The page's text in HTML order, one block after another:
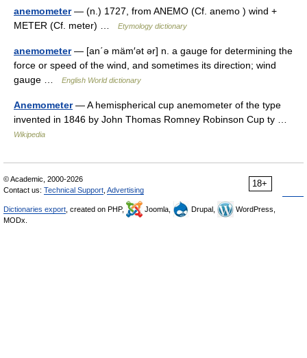
anemometer— (n.) 1727, from ANEMO (Cf. anemo ) wind +
METER (Cf. meter) …
Etymology dictionary
anemometer— [an΄ə mäm′ət ər] n. a gauge for determining the
force or speed of the wind, and sometimes its direction; wind
gauge …
English World dictionary
Anemometer— A hemispherical cup anemometer of the type
invented in 1846 by John Thomas Romney Robinson Cup ty …
Wikipedia
18+
© Academic, 2000-2026
Contact us: Technical Support Advertising
Dictionaries export , created on PHP, Joomla, Drupal,
WordPress,
MODx.